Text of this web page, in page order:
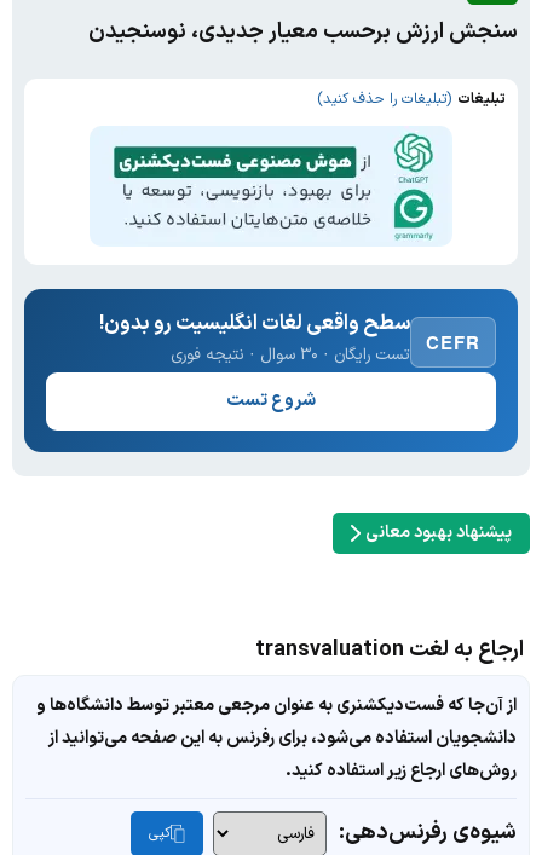
سنجش ارزش برحسب معیار جدیدی، نوسنجیدن
تبلیغات (تبلیغات را حذف کنید)
CEFR
سطح واقعی لغات انگلیسیت رو بدون!
تست رایگان · ۳۰ سوال · نتیجه فوری
شروع تست
پیشنهاد بهبود معانی
ارجاع به لغت transvaluation
از آن‌جا که فست‌دیکشنری به عنوان مرجعی معتبر توسط دانشگاه‌ها و
دانشجویان استفاده می‌شود، برای رفرنس به این صفحه می‌توانید از
روش‌های ارجاع زیر استفاده کنید.
شیوه‌ی رفرنس‌دهی: کپی